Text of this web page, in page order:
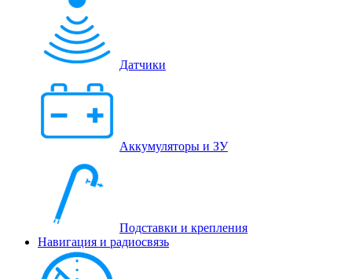
Датчики
Аккумуляторы и ЗУ
Подставки и крепления
Навигация и радиосвязь